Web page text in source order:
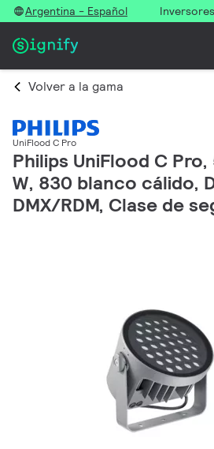
Argentina - Español Inversores
Volver a la gama
UniFlood C Pro
Philips UniFlood C Pro,
W, 830 blanco cálido,
DMX/RDM, Clase de